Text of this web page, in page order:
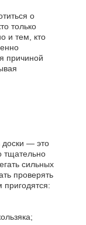
о
только
и тем, кто
причиной
доски — это
тщательно
сильных
проверять
пригодятся: